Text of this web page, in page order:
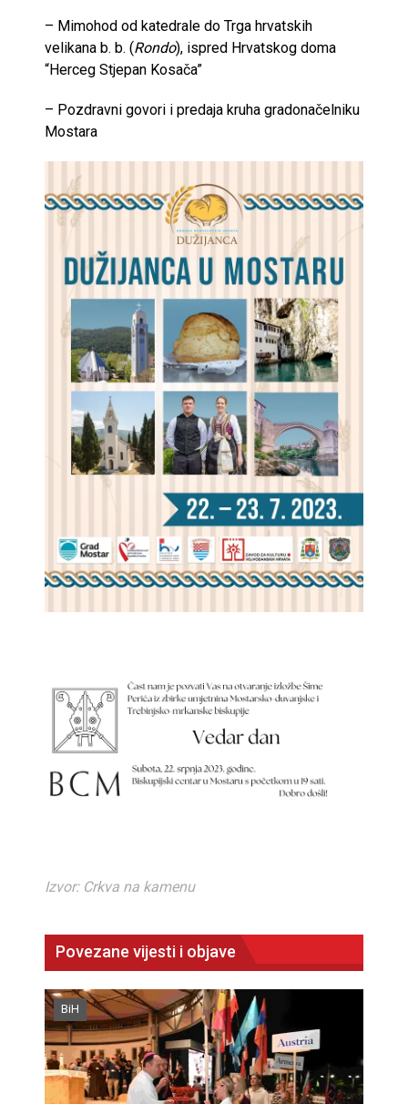
– Mimohod od katedrale do Trga hrvatskih
velikana b. b. (Rondo), ispred Hrvatskog doma
“Herceg Stjepan Kosača”
– Pozdravni govori i predaja kruha gradonačelniku
Mostara
Izvor: Crkva na kamenu
Povezane vijesti i objave
BiH